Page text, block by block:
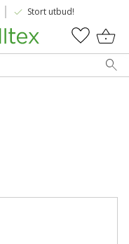
done Stort utbud!